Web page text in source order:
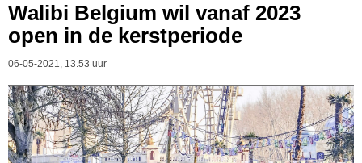
Walibi Belgium wil vanaf 2023
open in de kerstperiode
06-05-2021, 13.53 uur